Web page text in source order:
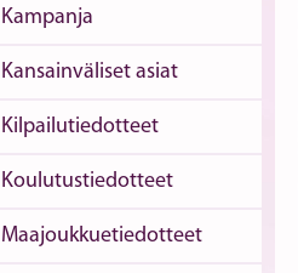
Kampanja
Kansainväliset asiat
Kilpailutiedotteet
Koulutustiedotteet
Maajoukkuetiedotteet